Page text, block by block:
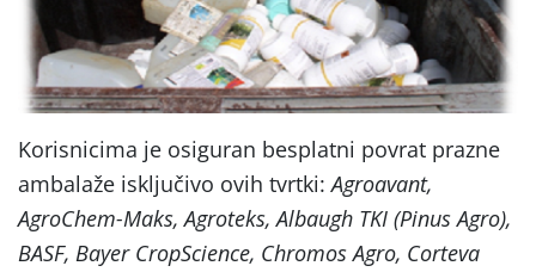
Korisnicima je osiguran besplatni povrat prazne
ambalaže isključivo ovih tvrtki:Agroavant,
AgroChem-Maks, Agroteks, Albaugh TKI (Pinus Agro),
BASF, Bayer CropScience, Chromos Agro, Corteva